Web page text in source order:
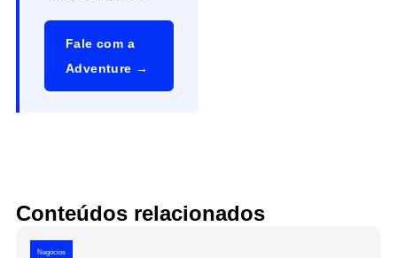
Fale com a
Adventure →
Conteúdos relacionados
Negócios